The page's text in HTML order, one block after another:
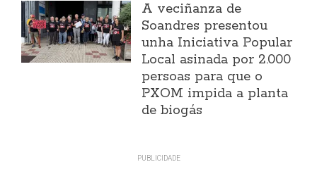
A veciñanza de
Soandres presentou
unha Iniciativa Popular
Local asinada por 2.000
persoas para que o
PXOM impida a planta
de biogás